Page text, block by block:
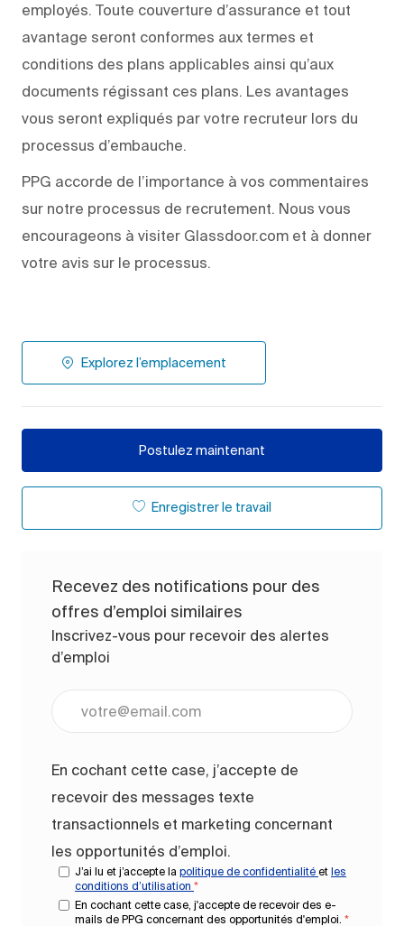
employés. Toute couverture d’assurance et tout
avantage seront conformes aux termes et
conditions des plans applicables ainsi qu’aux
documents régissant ces plans. Les avantages
vous seront expliqués par votre recruteur lors du
processus d’embauche.
PPG accorde de l’importance à vos commentaires
sur notre processus de recrutement. Nous vous
encourageons à visiter Glassdoor.com et à donner
votre avis sur le processus.
Explorez l’emplacement
Postulez maintenant
Enregistrer le travail
Recevez des notifications pour des
offres d’emploi similaires
Inscrivez-vous pour recevoir des alertes
d’emploi
En cochant cette case, j’accepte de
recevoir des messages texte
transactionnels et marketing concernant
les opportunités d’emploi.
J’ai lu et j’accepte la politique de confidentialité et les
conditions d’utilisation *
En cochant cette case, j'accepte de recevoir des e-
mails de PPG concernant des opportunités d'emploi. *